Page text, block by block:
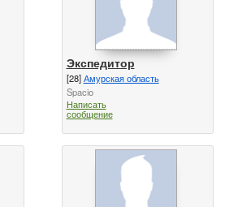
Экспедитор
[28]Амурская область
Spacio
Написать
сообщение